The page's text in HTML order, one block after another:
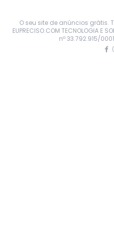
O seu site de anúncios grátis.
EUPRECISO.COM TECNOLOGIA E
nº 33.792.915/